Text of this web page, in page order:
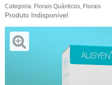
Categoria: Florais Quânticos Florais
Produto Indisponível